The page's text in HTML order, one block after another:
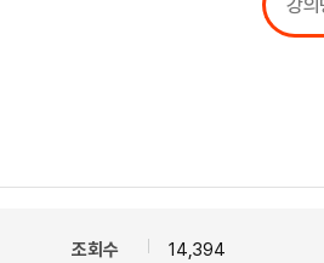
조회수
14,394